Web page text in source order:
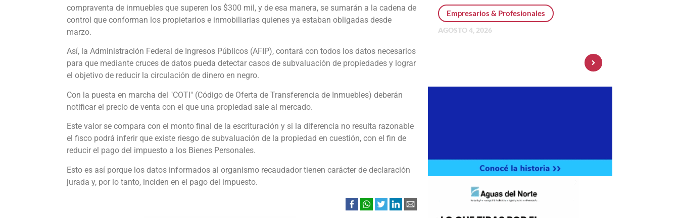
compraventa de inmuebles que superen los $300 mil, y de esa manera, se sumarán a la cadena de
control que conforman los propietarios e inmobiliarias quienes ya estaban obligadas desde
marzo.
Así, la Administración Federal de Ingresos Públicos (AFIP), contará con todos los datos necesarios
para que mediante cruces de datos pueda detectar casos de subvaluación de propiedades y lograr
el objetivo de reducir la circulación de dinero en negro.
Con la puesta en marcha del "COTI" (Código de Oferta de Transferencia de Inmuebles) deberán
notificar el precio de venta con el que una propiedad sale al mercado.
Este valor se compara con el monto final de la escrituración y si la diferencia no resulta razonable
el fisco podrá inferir que existe riesgo de subvaluación de la propiedad en cuestión, con el fin de
reducir el pago del impuesto a los Bienes Personales.
Esto es así porque los datos informados al organismo recaudador tienen carácter de declaración
jurada y, por lo tanto, inciden en el pago del impuesto.
Empresarios & Profesionales
AGOSTO 4, 2026